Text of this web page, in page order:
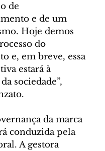
de
e de um
Hoje demos
do
e, em breve, essa
estará à
sociedade”,
da marca
conduzida pela
A gestora